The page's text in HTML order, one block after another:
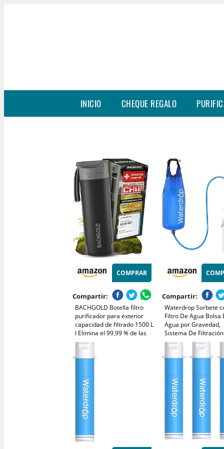
INICIO CHEQUE REGALO
COMPRAR
Compartir:
BACHGOLD Botella filtro
purificador para exterior
capacidad de filtrado 1500 L
I Elimina el 99,99 % de las
bacterias y filtra
microplásticos,partículas y
cloro I Para situaciones
Compartir:
Waterdrop Sorbete
Filtro De Agua Bolsa
Agua por Gravedad,
Sistema De Filtración
Portátil para
Purificador De Agua
para Viajes De